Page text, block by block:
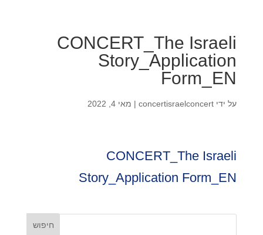
CONCERT_The Israeli
Story_Application
Form_EN
על ידי concertisraelconcert
| מאי 4, 2022
CONCERT_The Israeli
Story_Application Form_EN